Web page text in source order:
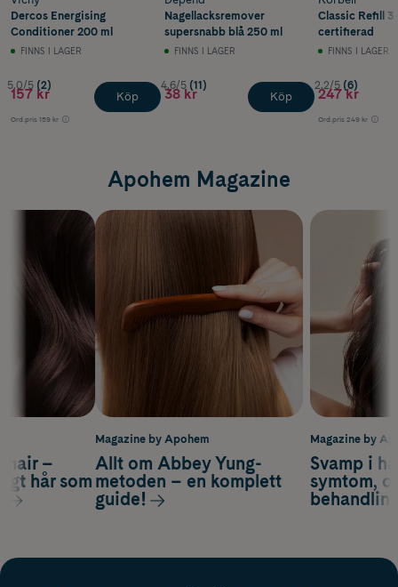
Dercos Energising
Conditioner 200 ml
FINNS I LAGER
5.0/5 (2)
157 kr
Ord.pris 159 kr
Köp
Nagellacksremover
supersnabb blå 250 ml
FINNS I LAGER
4.6/5 (11)
38 kr Köp
Classic Refill
certifierad
FINNS I LAGER
2.2/5 (6)
247 kr
Ord.pris 249 kr
Apohem Magazine
Magazine by
Svamp i
symtom,
hair –
hår som
Magazine by Apohem
Allt om Abbey Yung-
metoden – en komplett
guide!